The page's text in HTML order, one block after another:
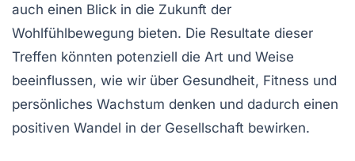
auch einen Blick in die Zukunft der
Wohlfühlbewegung bieten. Die Resultate dieser
Treffen könnten potenziell die Art und Weise
beeinflussen, wie wir über Gesundheit, Fitness und
persönliches Wachstum denken und dadurch einen
positiven Wandel in der Gesellschaft bewirken.